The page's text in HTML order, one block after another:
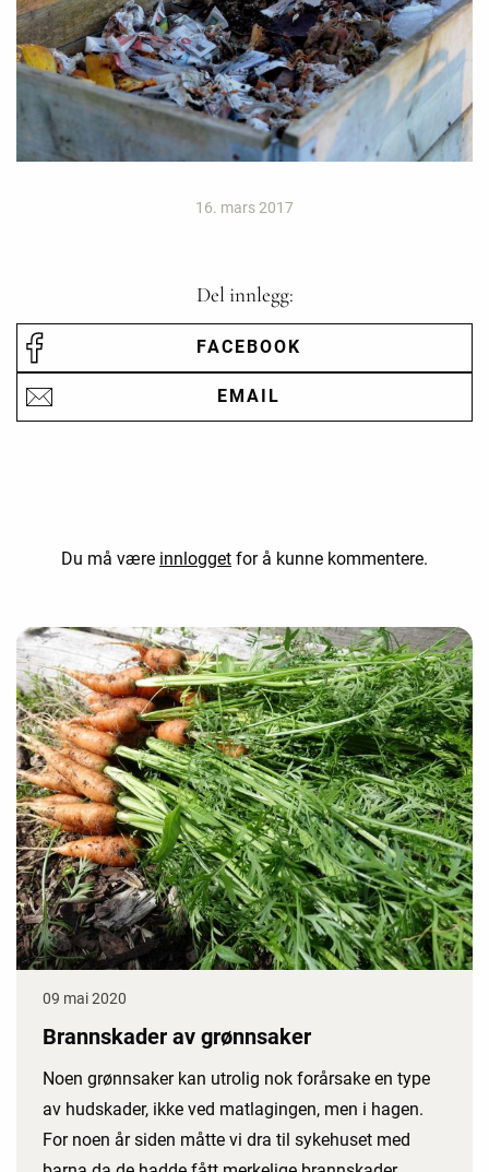
16. mars 2017
Del innlegg:
FACEBOOK
EMAIL
Du må være innlogget for å kunne kommentere.
09 mai 2020
Brannskader av grønnsaker
Noen grønnsaker kan utrolig nok forårsake en type
av hudskader, ikke ved matlagingen, men i hagen.
For noen år siden måtte vi dra til sykehuset med